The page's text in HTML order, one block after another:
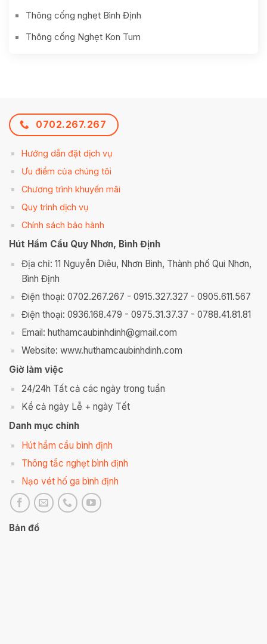
Thông cống nghẹt Bình Định
Thông cống Nghẹt Kon Tum
0702.267.267
Hướng dẫn đặt dịch vụ
Ưu điểm của chúng tôi
Chương trình khuyến mãi
Quy trình dịch vụ
Chính sách bảo hành
Hút Hầm Cầu Quy Nhơn, Bình Định
Địa chỉ: 11 Nguyễn Diêu, Nhơn Bình, Thành phố Qui Nhơn,
Bình Định
Điện thoại: 0702.267.267 - 0915.327.327 - 0905.611.567
Điện thoại: 0936.168.479 - 0975.31.37.37 - 0788.41.81.81
Email: huthamcaubinhdinh@gmail.com
Website: www.huthamcaubinhdinh.com
Giờ làm việc
24/24h Tất cả các ngày trong tuần
Kể cả ngày Lễ + ngày Tết
Danh mục chính
Hút hầm cầu bình định
Thông tắc nghẹt bình định
Nạo vét hố ga bình định
Bản đồ